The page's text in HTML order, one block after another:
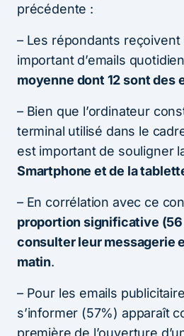
précédente :
– Les répondants
important d’emails
moyenne dont 12 sont des
– Bien que l’ordinateur
terminal utilisé dans le
est important de souligner
Smartphone et de la
– En corrélation avec ce
proportion significative
consulter leur messagerie
matin.
– Pour les emails
s’informer (57%) apparaît
première de l’ouverture